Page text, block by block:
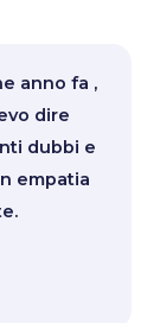
anno fa ,
dire
dubbi e
empatia